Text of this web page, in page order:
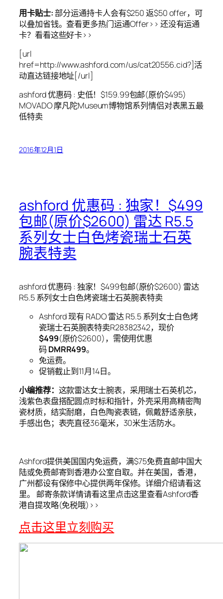
用卡贴士:部分运通持卡人会有$250 返$50 offer，可
以叠加省钱。查看更多热门运通Offer>> 还没有运通
卡？看看这些好卡>>
[url
href=http://www.ashford.com/us/cat20556.cid?]活
动直达链接地址[/url]
ashford 优惠码 : 史低！$159.99包邮(原价$495)
MOVADO 摩凡陀Museum博物馆系列情侣对表黑五最
低特卖
2016年12月1日
ashford 优惠码 : 独家！$499
包邮(原价$2600) 雷达 R5.5
系列女士白色烤瓷瑞士石英
腕表特卖
ashford 优惠码 : 独家！$499包邮(原价$2600) 雷达
R5.5 系列女士白色烤瓷瑞士石英腕表特卖
Ashford 现有 RADO 雷达 R5.5 系列女士白色烤
瓷瑞士石英腕表特卖R28382342，现价
$499(原价$2600)，需使用优惠
码DMRR499。
免运费。
促销截止到11月14日。
小编推荐： 这款雷达女士腕表，采用瑞士石英机芯，
浅紫色表盘搭配圆点时标和指针，外壳采用高精密陶
瓷材质，结实耐磨，白色陶瓷表链，佩戴舒适亲肤，
手感出色；表壳直径36毫米，30米生活防水。
Ashford提供美国国内免运费，满$75免费直邮中国大
陆或免费邮寄到香港办公室自取。并在美国，香港，
广州都设有保修中心提供两年保修。详细介绍请看这
里。 邮寄条款详情请看这里点击这里查看Ashford香
港自提攻略(免税哦)>>
点击这里立刻购买